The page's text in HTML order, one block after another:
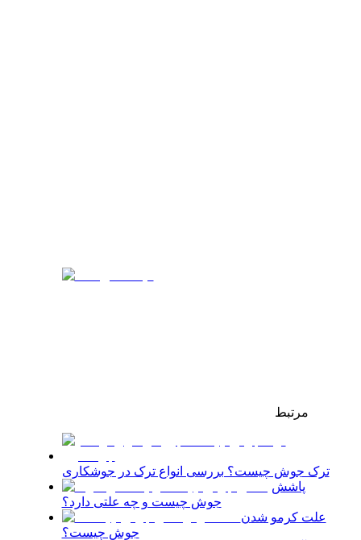
مرتبط
ترک جوش چیست؟ بررسی انواع ترک در جوشکاری
پاشش
جوش چیست و چه علتی دارد؟
علت کرمو شدن
جوش چیست؟